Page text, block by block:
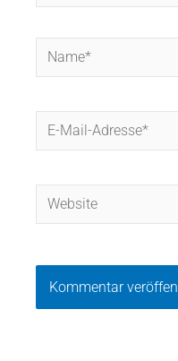
Name*
Website